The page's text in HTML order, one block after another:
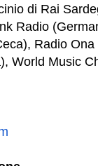
di Rai
Radio
Radio
World Music